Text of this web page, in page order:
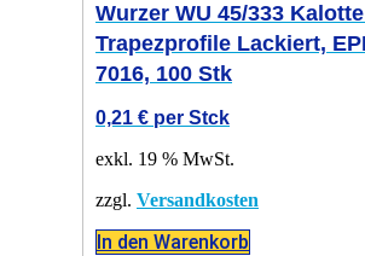
Wurzer WU 45/333
Trapezprofile Lackiert,
7016, 100 Stk
0,21 € per Stck
exkl. 19 % MwSt.
zzgl. Versandkosten
In den Warenkorb